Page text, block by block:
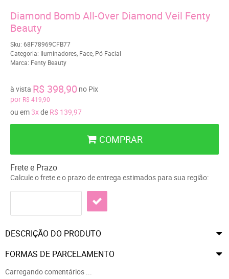
Diamond Bomb All-Over Diamond Veil Fenty
Beauty
Sku: 68F78969CFB77
Categoria: Iluminadores Face Pó Facial
Marca: Fenty Beauty
por R$ 419,90
à vista R$ 398,90 no Pix
ou em3xde R$ 139,97
COMPRAR
Frete e Prazo
Calcule o frete e o prazo de entrega estimados para sua região:
DESCRIÇÃO DO PRODUTO
FORMAS DE PARCELAMENTO
Carregando comentários ...